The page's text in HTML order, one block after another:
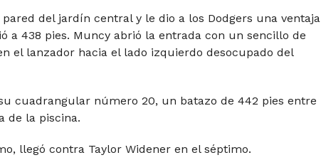
del jardín central y le dio a los Dodgers una ventaja
a 438 pies. Muncy abrió la entrada con un sencillo de
el lanzador hacia el lado izquierdo desocupado del
cuadrangular número 20, un batazo de 442 pies entre
de la piscina.
llegó contra Taylor Widener en el séptimo.